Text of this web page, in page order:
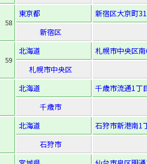
58
東京都
新宿区大京町
新宿区
59
北海道
札幌市中央区
札幌市中央区
北海道
千歳市流通1丁
千歳市
北海道
石狩市新港南1
石狩市